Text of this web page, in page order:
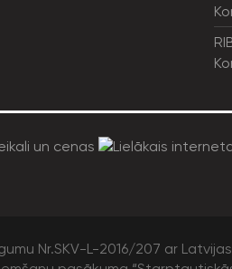
Nr.SKV-L-2016/207 ar